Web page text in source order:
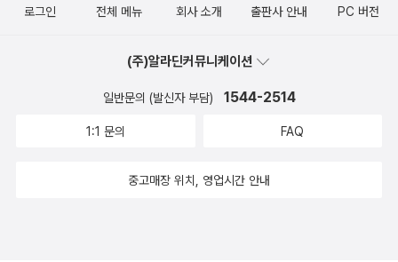
로그인 전체 메뉴 회사 소개 출판사 안내 PC 버전
(주)알라딘커뮤니케이션
일반문의 (발신자 부담) 1544-2514
1:1 문의 FAQ
중고매장 위치, 영업시간 안내